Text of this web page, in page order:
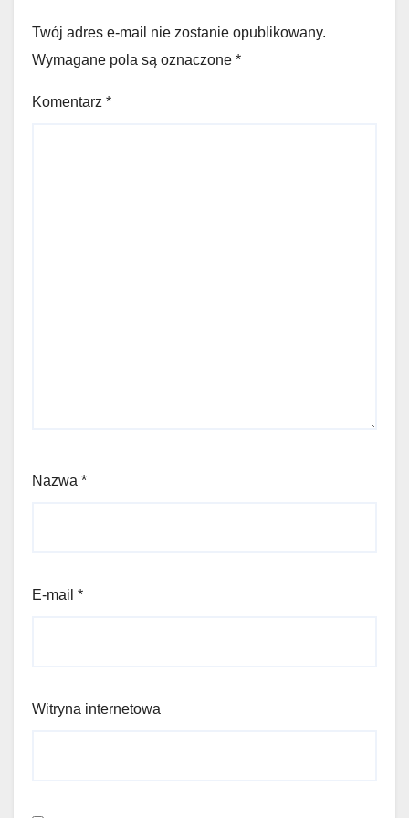
Twój adres e-mail nie zostanie opublikowany.
Wymagane pola są oznaczone *
Komentarz *
Nazwa *
E-mail *
Witryna internetowa